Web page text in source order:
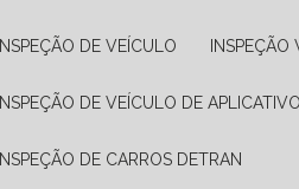
INSPEÇÃO DE VEÍCULO
INSPEÇÃO DE VEÍCULO DE APLICATIVO
INSPEÇÃO DE CARROS DETRAN